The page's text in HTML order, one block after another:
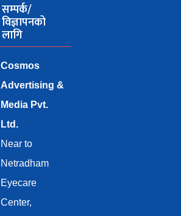
सम्पर्क/
विज्ञापनको
लागि
Cosmos
Advertising &
Media Pvt.
Ltd.
Near to
Netradham
Eyecare
Center,